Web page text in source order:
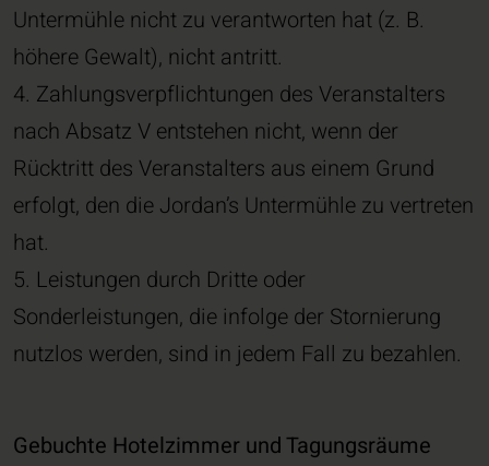
Untermühle nicht zu verantworten hat (z. B.
höhere Gewalt), nicht antritt.
4. Zahlungsverpflichtungen des Veranstalters
nach Absatz V entstehen nicht, wenn der
Rücktritt des Veranstalters aus einem Grund
erfolgt, den die Jordan’s Untermühle zu vertreten
hat.
5. Leistungen durch Dritte oder
Sonderleistungen, die infolge der Stornierung
nutzlos werden, sind in jedem Fall zu bezahlen.
Gebuchte Hotelzimmer und Tagungsräume